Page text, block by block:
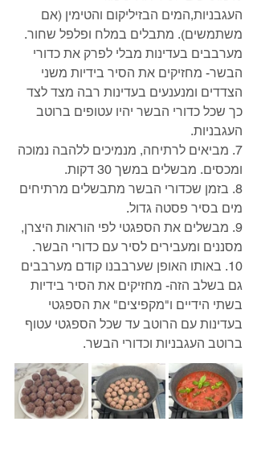
העגבניות,המים הבזיליקום והטימין (אם
משתמשים). מתבלים במלח ופלפל שחור.
מערבבים בעדינות מבלי לפרק את כדורי
הבשר- מחזיקים את הסיר בידיות משני
הצדדים ומנענעים בעדינות רבה מצד לצד
כך שכל כדורי הבשר יהיו עטופים ברוטב
העגבניות.
7. מביאים לרתיחה, מנמיכים ללהבה נמוכה
ומכסים. מבשלים במשך 30 דקות.
8. בזמן שכדורי הבשר מתבשלים מרתיחים
מים בסיר פסטה גדול.
9. מבשלים את הספגטי לפי הוראות היצרן,
מסננים ומעבירים לסיר עם כדורי הבשר.
10. באותו האופן שערבבנו קודם מערבבים
גם בשלב הזה- מחזיקים את הסיר בידיות
בשתי הידיים ו"מקפיצים" את הספגטי
בעדינות עם הרוטב עד שכל הספגטי עטוף
ברוטב העגבניות וכדורי הבשר.